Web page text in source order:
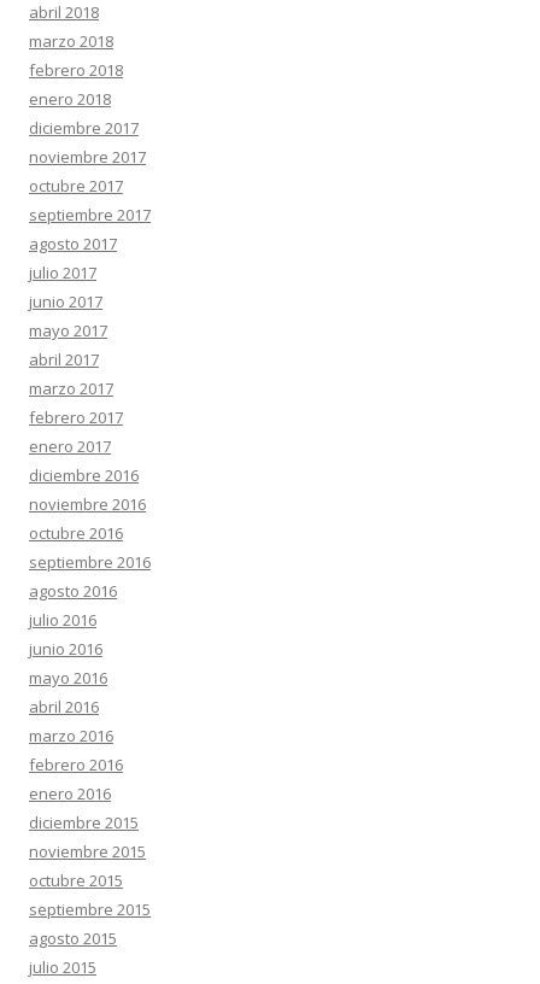
abril 2018
marzo 2018
febrero 2018
enero 2018
diciembre 2017
noviembre 2017
octubre 2017
septiembre 2017
agosto 2017
julio 2017
junio 2017
mayo 2017
abril 2017
marzo 2017
febrero 2017
enero 2017
diciembre 2016
noviembre 2016
octubre 2016
septiembre 2016
agosto 2016
julio 2016
junio 2016
mayo 2016
abril 2016
marzo 2016
febrero 2016
enero 2016
diciembre 2015
noviembre 2015
octubre 2015
septiembre 2015
agosto 2015
julio 2015